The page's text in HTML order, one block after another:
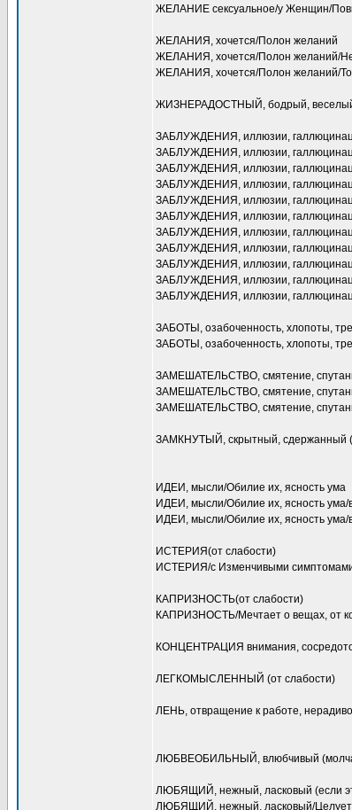
ЖЕЛАНИЕ сексуальное/у Женщин/
ЖЕЛАНИЯ, хочется/Полон желаний
ЖЕЛАНИЯ, хочется/Полон желаний/
ЖЕЛАНИЯ, хочется/Полон желаний/
ЖИЗНЕРАДОСТНЫЙ, бодрый, веселый,
ЗАБЛУЖДЕНИЯ, иллюзии,
ЗАБЛУЖДЕНИЯ, иллюзии,
ЗАБЛУЖДЕНИЯ, иллюзии,
ЗАБЛУЖДЕНИЯ, иллюзии,
ЗАБЛУЖДЕНИЯ, иллюзии,
ЗАБЛУЖДЕНИЯ, иллюзии,
ЗАБЛУЖДЕНИЯ, иллюзии,
ЗАБЛУЖДЕНИЯ, иллюзии,
ЗАБЛУЖДЕНИЯ, иллюзии,
ЗАБЛУЖДЕНИЯ, иллюзии,
ЗАБЛУЖДЕНИЯ, иллюзии,
ЗАБОТЫ, озабоченность, хлопоты,
ЗАБОТЫ, озабоченность, хлопоты,
ЗАМЕШАТЕЛЬСТВО, смятение,
ЗАМЕШАТЕЛЬСТВО, смятение,
ЗАМЕШАТЕЛЬСТВО, смятение,
ЗАМКНУТЫЙ, скрытный, сдержанный
ИДЕИ, мысли/Обилие их, ясность ума
ИДЕИ, мысли/Обилие их, ясность ума/
ИДЕИ, мысли/Обилие их, ясность ума/
ИСТЕРИЯ(от слабости)
ИСТЕРИЯ/с Изменчивыми
КАПРИЗНОСТЬ(от слабости)
КАПРИЗНОСТЬ/Мечтает о вещах, от
КОНЦЕНТРАЦИЯ внимания,
ЛЕГКОМЫСЛЕННЫЙ (от слабости)
ЛЕНЬ, отвращение к работе,
ЛЮБВЕОБИЛЬНЫЙ, влюбчивый
ЛЮБЯЩИЙ, нежный, ласковый (если
ЛЮБЯЩИЙ, нежный, ласковый/Целует